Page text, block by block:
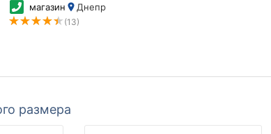
магазин Днепр
(13)
размера